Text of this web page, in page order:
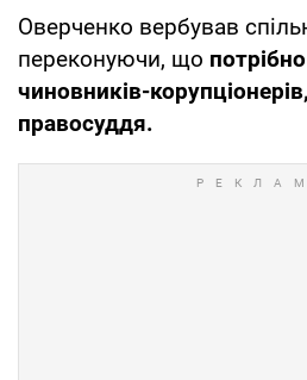
Оверченко вербував
переконуючи, що
чиновників-
правосуддя.